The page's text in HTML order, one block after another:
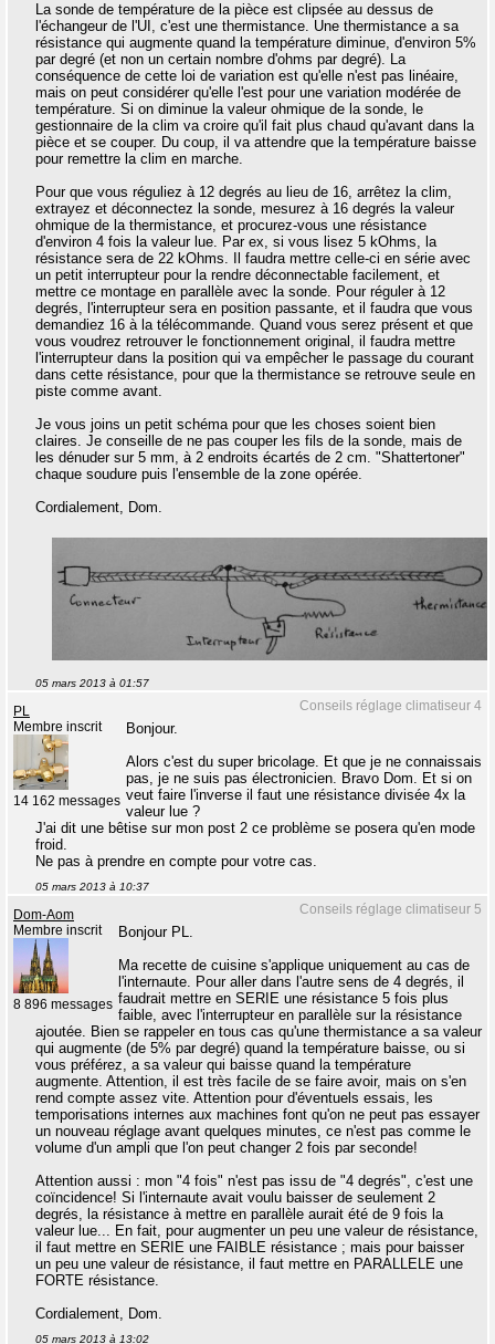
La sonde de température de la pièce est clipsée au dessus de
l'échangeur de l'UI, c'est une thermistance. Une thermistance a sa
résistance qui augmente quand la température diminue, d'environ 5%
par degré (et non un certain nombre d'ohms par degré). La
conséquence de cette loi de variation est qu'elle n'est pas linéaire,
mais on peut considérer qu'elle l'est pour une variation modérée de
température. Si on diminue la valeur ohmique de la sonde, le
gestionnaire de la clim va croire qu'il fait plus chaud qu'avant dans la
pièce et se couper. Du coup, il va attendre que la température baisse
pour remettre la clim en marche.
Pour que vous réguliez à 12 degrés au lieu de 16, arrêtez la clim,
extrayez et déconnectez la sonde, mesurez à 16 degrés la valeur
ohmique de la thermistance, et procurez-vous une résistance
d'environ 4 fois la valeur lue. Par ex, si vous lisez 5 kOhms, la
résistance sera de 22 kOhms. Il faudra mettre celle-ci en série avec
un petit interrupteur pour la rendre déconnectable facilement, et
mettre ce montage en parallèle avec la sonde. Pour réguler à 12
degrés, l'interrupteur sera en position passante, et il faudra que vous
demandiez 16 à la télécommande. Quand vous serez présent et que
vous voudrez retrouver le fonctionnement original, il faudra mettre
l'interrupteur dans la position qui va empêcher le passage du courant
dans cette résistance, pour que la thermistance se retrouve seule en
piste comme avant.
Je vous joins un petit schéma pour que les choses soient bien
claires. Je conseille de ne pas couper les fils de la sonde, mais de
les dénuder sur 5 mm, à 2 endroits écartés de 2 cm. "Shattertoner"
chaque soudure puis l'ensemble de la zone opérée.
Cordialement, Dom.
05 mars 2013 à 01:57
Conseils réglage climatiseur 4
PL
Membre inscrit
14 162 messages
Bonjour.
Alors c'est du super bricolage. Et que je ne connaissais
pas, je ne suis pas électronicien. Bravo Dom. Et si on
veut faire l'inverse il faut une résistance divisée 4x la
valeur lue ?
J'ai dit une bêtise sur mon post 2 ce problème se posera qu'en mode
froid.
Ne pas à prendre en compte pour votre cas.
05 mars 2013 à 10:37
Conseils réglage climatiseur 5
Dom-Aom
Membre inscrit
8 896 messages
Bonjour PL.
Ma recette de cuisine s'applique uniquement au cas de
l'internaute. Pour aller dans l'autre sens de 4 degrés, il
faudrait mettre en SERIE une résistance 5 fois plus
faible, avec l'interrupteur en parallèle sur la résistance
ajoutée. Bien se rappeler en tous cas qu'une thermistance a sa valeur
qui augmente (de 5% par degré) quand la température baisse, ou si
vous préférez, a sa valeur qui baisse quand la température
augmente. Attention, il est très facile de se faire avoir, mais on s'en
rend compte assez vite. Attention pour d'éventuels essais, les
temporisations internes aux machines font qu'on ne peut pas essayer
un nouveau réglage avant quelques minutes, ce n'est pas comme le
volume d'un ampli que l'on peut changer 2 fois par seconde!
Attention aussi : mon "4 fois" n'est pas issu de "4 degrés", c'est une
coïncidence! Si l'internaute avait voulu baisser de seulement 2
degrés, la résistance à mettre en parallèle aurait été de 9 fois la
valeur lue... En fait, pour augmenter un peu une valeur de résistance,
il faut mettre en SERIE une FAIBLE résistance ; mais pour baisser
un peu une valeur de résistance, il faut mettre en PARALLELE une
FORTE résistance.
Cordialement, Dom.
05 mars 2013 à 13:02